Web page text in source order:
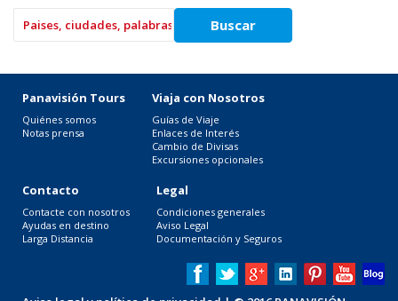
Panavisión Tours
Quiénes somos
Notas prensa
Viaja con Nosotros
Guías de Viaje
Enlaces de Interés
Cambio de Divisas
Excursiones opcionales
Contacto
Contacte con nosotros
Ayudas en destino
Larga Distancia
Legal
Condiciones generales
Aviso Legal
Documentación y Seguros